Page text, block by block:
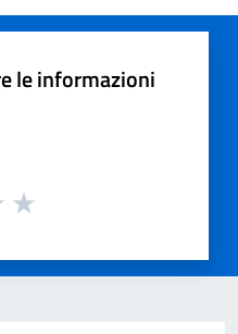
le informazioni